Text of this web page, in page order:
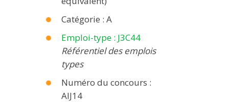
Catégorie : A
Emploi-type : J3C44
Référentiel des emplois
types
Numéro du concours :
AIJ14